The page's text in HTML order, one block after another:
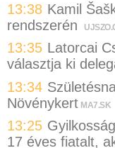
13:38 Kamil
rendszerén
13:35 Latorcai
választja ki
13:34
Növénykert MA7.SK
13:25
17 éves fiatalt,